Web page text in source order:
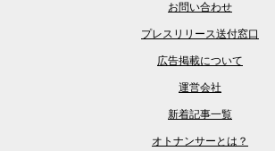
お問い合わせ
プレスリリース送付窓口
広告掲載について
運営会社
新着記事一覧
オトナンサーとは？